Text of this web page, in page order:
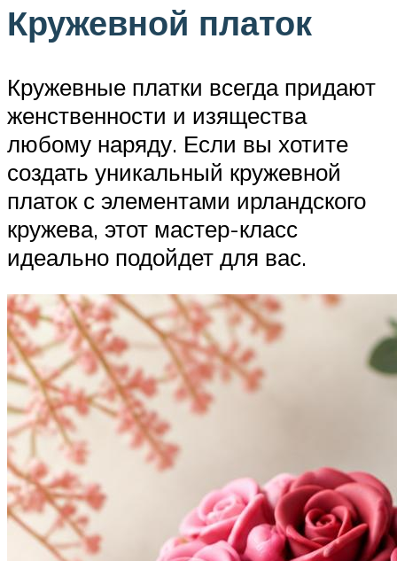
Кружевной платок
Кружевные платки всегда придают
женственности и изящества
любому наряду. Если вы хотите
создать уникальный кружевной
платок с элементами ирландского
кружева, этот мастер-класс
идеально подойдет для вас.